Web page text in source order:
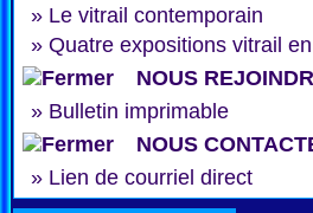
» Le vitrail contemporain
» Quatre expositions vitrail
NOUS
» Bulletin imprimable
NOUS
» Lien de courriel direct